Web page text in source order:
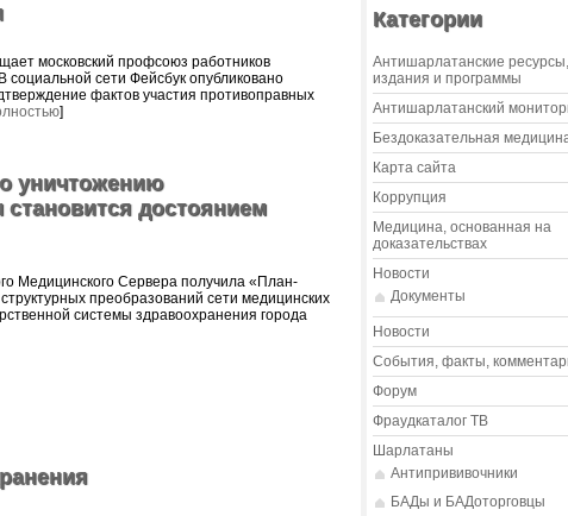
московский профсоюз работников
социальной сети Фейсбук опубликовано
фактов участия противоправных
]
уничтожению
достоянием
Медицинского Сервера получила «План-
преобразований сети медицинских
системы здравоохранения города
Категории
Антишарлатанские ресурсы,
издания и программы
Антишарлатанский
Бездоказательная
Карта сайта
Коррупция
Медицина, основанная на
доказательствах
Новости
Документы
Новости
События, факты,
Форум
Фраудкаталог ТВ
Шарлатаны
Антипрививочники
БАДы и БАДоторговцы